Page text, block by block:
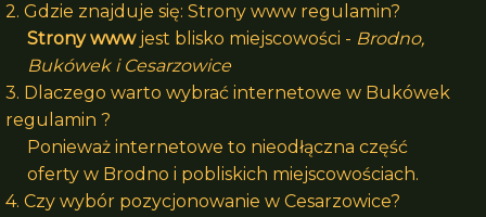
2. Gdzie znajduje się: Strony www regulamin?
Strony www jest blisko miejscowości - Brodno,
Bukówek i Cesarzowice
3. Dlaczego warto wybrać internetowe w Bukówek
regulamin ?
Ponieważ internetowe to nieodłączna część
oferty w Brodno i pobliskich miejscowościach.
4. Czy wybór pozycjonowanie w Cesarzowice?